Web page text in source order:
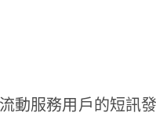
動服務用戶的短訊